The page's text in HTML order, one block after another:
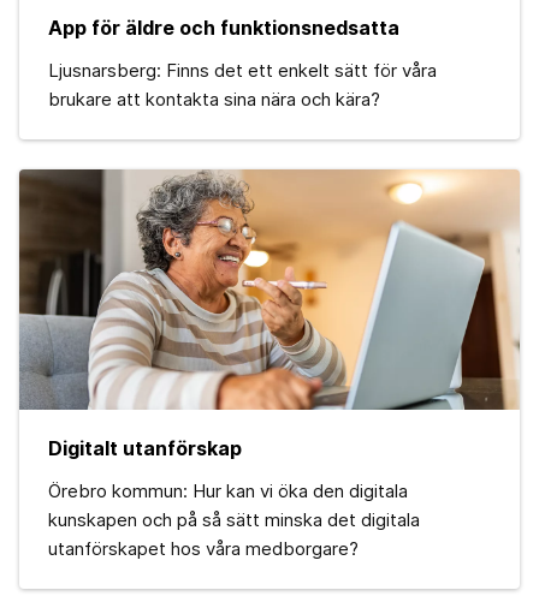
App för äldre och funktionsnedsatta
Ljusnarsberg: Finns det ett enkelt sätt för våra
brukare att kontakta sina nära och kära?
Digitalt utanförskap
Örebro kommun: Hur kan vi öka den digitala
kunskapen och på så sätt minska det digitala
utanförskapet hos våra medborgare?